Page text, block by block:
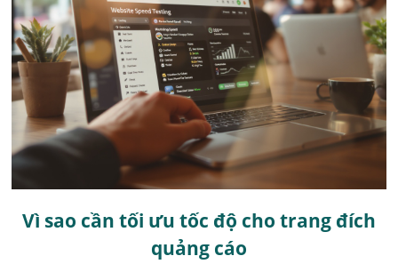
Vì sao cần tối ưu tốc độ cho trang đích
quảng cáo